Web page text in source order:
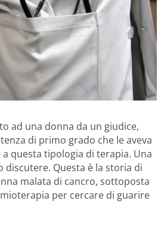
ad una donna da un giudice,
di primo grado che le aveva
a questa tipologia di terapia. Una
discutere. Questa è la storia di
malata di cancro, sottoposta
per cercare di guarire